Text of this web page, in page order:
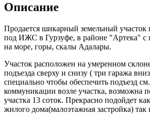
Описание
Продается шикарный земельный участок
под ИЖС в Гурзуфе, в районе "Артека"
на море, горы, скалы Адалары.
Участок расположен на умеренном
подъезда сверху и снизу ( три гаража
специально чтобы обеспечить подъезд
коммуникации возле участка, возможна
участка 13 соток. Прекрасно подойдет
жилого дома(малоэтажная застройка)